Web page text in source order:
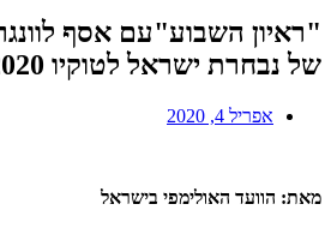
"ראיון השבוע"עם אסף
של נבחרת ישראל לטוקיו 2020
אפריל 4, 2020
מאת: הוועד האולימפי בישראל